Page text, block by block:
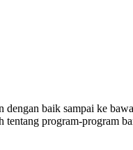
baik sampai ke
program-program